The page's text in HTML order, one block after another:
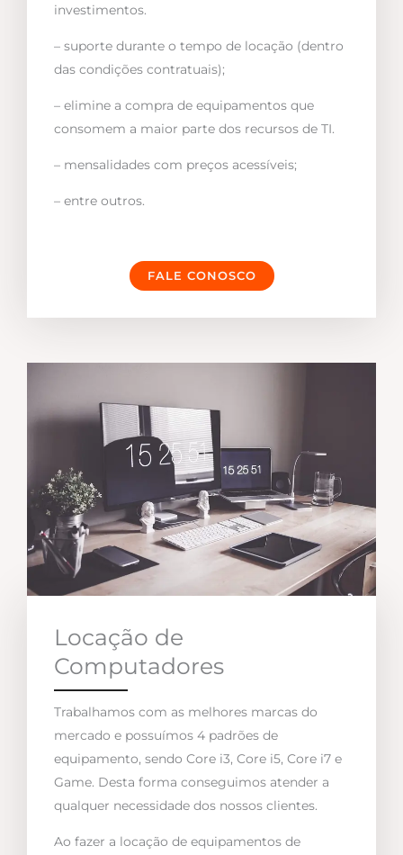
investimentos.
– suporte durante o tempo de locação (dentro
das condições contratuais);
– elimine a compra de equipamentos que
consomem a maior parte dos recursos de TI.
– mensalidades com preços acessíveis;
– entre outros.
FALE CONOSCO
Locação de
Computadores
Trabalhamos com as melhores marcas do
mercado e possuímos 4 padrões de
equipamento, sendo Core i3, Core i5, Core i7 e
Game. Desta forma conseguimos atender a
qualquer necessidade dos nossos clientes.
Ao fazer a locação de equipamentos de